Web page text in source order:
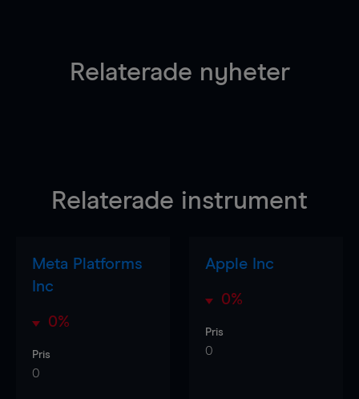
Relaterade nyheter
Relaterade instrument
Meta Platforms
Inc
0%
Pris
0
Apple Inc
0%
Pris
0